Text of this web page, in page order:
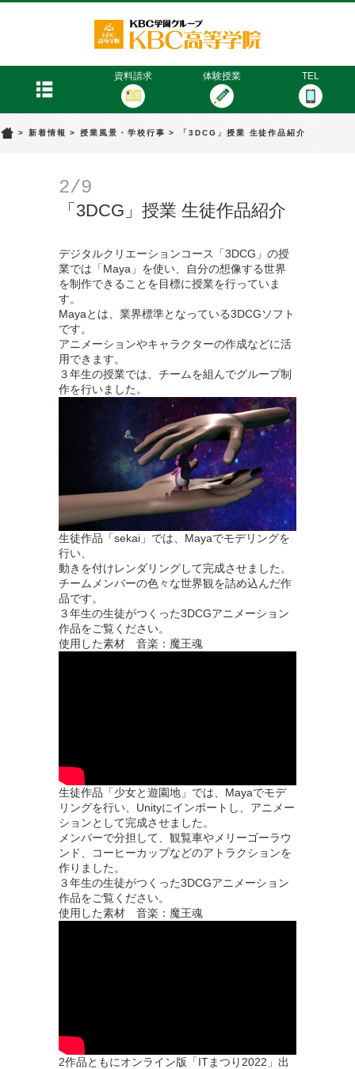
資料請求 体験授業 TEL
> 新着情報 >授業風景・学校行事 > 「3DCG」授業 生徒作品紹介
2/9
「3DCG」授業 生徒作品紹介
デジタルクリエーションコース「3DCG」の授
業では「Maya」を使い、自分の想像する世界
を制作できることを目標に授業を行っていま
す。
Mayaとは、業界標準となっている3DCGソフト
です。
アニメーションやキャラクターの作成などに活
用できます。
３年生の授業では、チームを組んでグループ制
作を行いました。
生徒作品「sekai」では、Mayaでモデリングを
行い、
動きを付けレンダリングして完成させました。
チームメンバーの色々な世界観を詰め込んだ作
品です。
３年生の生徒がつくった3DCGアニメーション
作品をご覧ください。
使用した素材 音楽：魔王魂
生徒作品「少女と遊園地」では、Mayaでモデ
リングを行い、Unityにインポートし、アニメー
ションとして完成させました。
メンバーで分担して、観覧車やメリーゴーラウ
ンド、コーヒーカップなどのアトラクションを
作りました。
３年生の生徒がつくった3DCGアニメーション
作品をご覧ください。
使用した素材 音楽：魔王魂
2作品ともにオンライン版「ITまつり2022」出